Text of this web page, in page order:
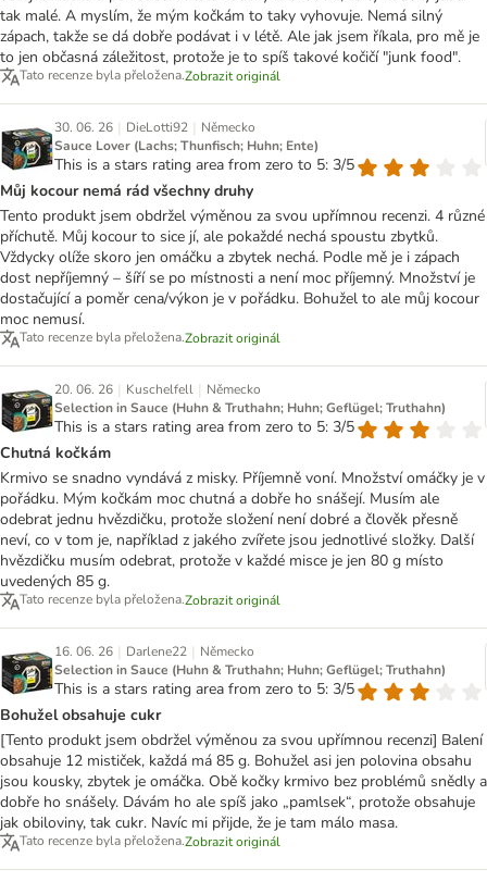
tak malé. A myslím, že mým kočkám to taky vyhovuje. Nemá silný
zápach, takže se dá dobře podávat i v létě. Ale jak jsem říkala, pro mě je
to jen občasná záležitost, protože je to spíš takové kočičí "junk food".
Tato recenze byla přeložena.Zobrazit originál
30. 06. 26 | DieLotti92 | Německo
Sauce Lover (Lachs; Thunfisch; Huhn; Ente)
This is a stars rating area from zero to 5: 3/5
Můj kocour nemá rád všechny druhy
Tento produkt jsem obdržel výměnou za svou upřímnou recenzi. 4 různé
příchutě. Můj kocour to sice jí, ale pokaždé nechá spoustu zbytků.
Vždycky olíže skoro jen omáčku a zbytek nechá. Podle mě je i zápach
dost nepříjemný – šíří se po místnosti a není moc příjemný. Množství je
dostačující a poměr cena/výkon je v pořádku. Bohužel to ale můj kocour
moc nemusí.
Tato recenze byla přeložena.Zobrazit originál
20. 06. 26 | Kuschelfell | Německo
Selection in Sauce (Huhn & Truthahn; Huhn; Geflügel; Truthahn)
This is a stars rating area from zero to 5: 3/5
Chutná kočkám
Krmivo se snadno vyndává z misky. Příjemně voní. Množství omáčky je v
pořádku. Mým kočkám moc chutná a dobře ho snášejí. Musím ale
odebrat jednu hvězdičku, protože složení není dobré a člověk přesně
neví, co v tom je, například z jakého zvířete jsou jednotlivé složky. Další
hvězdičku musím odebrat, protože v každé misce je jen 80 g místo
uvedených 85 g.
Tato recenze byla přeložena.Zobrazit originál
16. 06. 26 | Darlene22 | Německo
Selection in Sauce (Huhn & Truthahn; Huhn; Geflügel; Truthahn)
This is a stars rating area from zero to 5: 3/5
Bohužel obsahuje cukr
[Tento produkt jsem obdržel výměnou za svou upřímnou recenzi] Balení
obsahuje 12 mističek, každá má 85 g. Bohužel asi jen polovina obsahu
jsou kousky, zbytek je omáčka. Obě kočky krmivo bez problémů snědly a
dobře ho snášely. Dávám ho ale spíš jako „pamlsek“, protože obsahuje
jak obiloviny, tak cukr. Navíc mi přijde, že je tam málo masa.
Tato recenze byla přeložena.Zobrazit originál